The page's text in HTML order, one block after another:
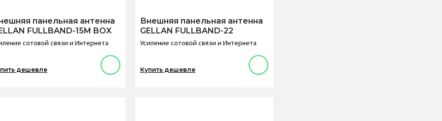
панельная антенна
FULLBAND-15M BOX
сотовой связи и Интернета
дешевле
Внешняя панельная антенна
GELLAN FULLBAND-22
Усиление сотовой связи и Интернета
Купить дешевле